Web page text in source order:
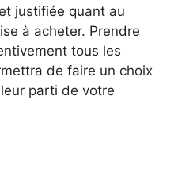
justifiée quant au
à acheter. Prendre
tous les
de faire un choix
parti de votre